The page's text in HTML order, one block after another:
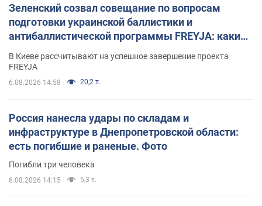
Зеленский созвал совещание по вопросам
подготовки украинской баллистики и
антибаллистической программы FREYJA: какие
В Киеве рассчитывают на успешное завершение проекта
FREYJA
6.08.2026 14:58 20,2 т.
Россия нанесла удары по складам и
инфраструктуре в Днепропетровской области:
есть погибшие и раненые. Фото
Погибли три человека
6.08.2026 14:15 5,3 т.